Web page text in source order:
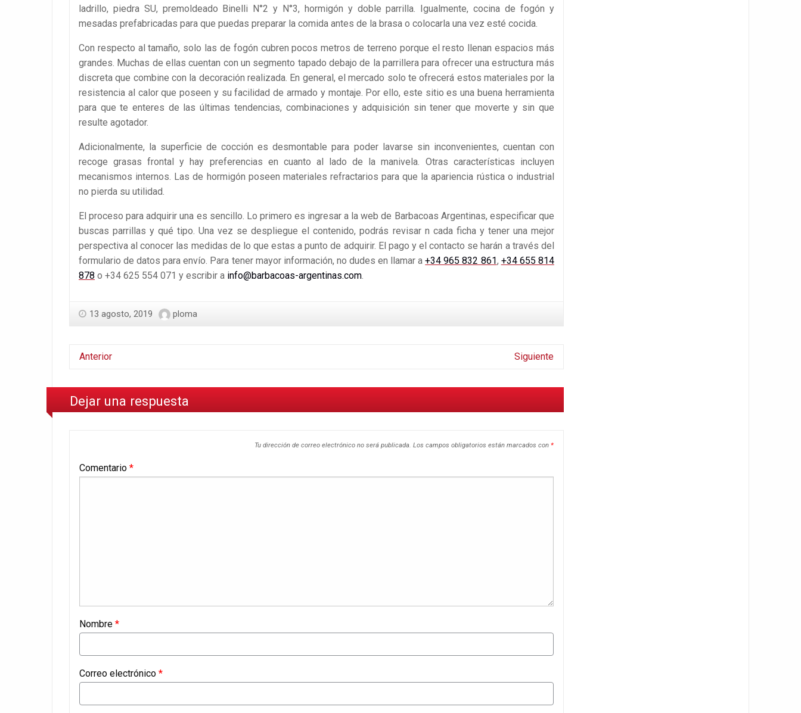
ladrillo, piedra SU, premoldeado Binelli N°2 y N°3, hormigón y doble parrilla. Igualmente, cocina de fogón y
mesadas prefabricadas para que puedas preparar la comida antes de la brasa o colocarla una vez esté cocida.
Con respecto al tamaño, solo las de fogón cubren pocos metros de terreno porque el resto llenan espacios más
grandes. Muchas de ellas cuentan con un segmento tapado debajo de la parrillera para ofrecer una estructura más
discreta que combine con la decoración realizada. En general, el mercado solo te ofrecerá estos materiales por la
resistencia al calor que poseen y su facilidad de armado y montaje. Por ello, este sitio es una buena herramienta
para que te enteres de las últimas tendencias, combinaciones y adquisición sin tener que moverte y sin que
resulte agotador.
Adicionalmente, la superficie de cocción es desmontable para poder lavarse sin inconvenientes, cuentan con
recoge grasas frontal y hay preferencias en cuanto al lado de la manivela. Otras características incluyen
mecanismos internos. Las de hormigón poseen materiales refractarios para que la apariencia rústica o industrial
no pierda su utilidad.
El proceso para adquirir una es sencillo. Lo primero es ingresar a la web de Barbacoas Argentinas, especificar que
buscas parrillas y qué tipo. Una vez se despliegue el contenido, podrás revisar n cada ficha y tener una mejor
perspectiva al conocer las medidas de lo que estas a punto de adquirir. El pago y el contacto se harán a través del
formulario de datos para envío. Para tener mayor información, no dudes en llamar a+34 965 832 861, +34 655 814
878 o +34 625 554 071 y escribir a info@barbacoas-argentinas.com
13 agosto, 2019 ploma
Anterior Siguiente
Dejar una respuesta
Tu dirección de correo electrónico no será publicada. Los campos obligatorios están marcados con *
Comentario *
Nombre *
Correo electrónico *